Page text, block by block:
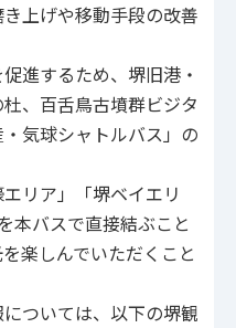
上げや移動手段の改善
進するため、堺旧港・
、百舌鳥古墳群ビジタ
気球シャトルバス」の
リア」「堺ベイエリ
本バスで直接結ぶこと
楽しんでいただくこと
ついては、以下の堺観